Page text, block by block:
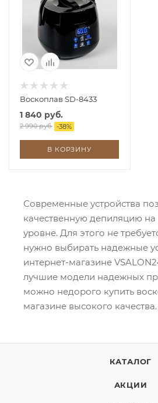
Воскоплав SD-8433
1 840 руб.
2 990 руб. -38%
В КОРЗИНУ
Современные устройства
качественную депиляцию
уровне. Для этого не
нужно выбирать надежные
интернет-магазине
лучшие модели надежных
можно недорого купить
магазине высокого качества.
КАТАЛОГ
АКЦИИ